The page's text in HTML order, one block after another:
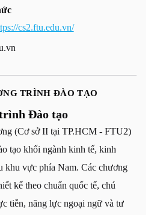
cs2.ftu.edu.vn/
TRÌNH ĐÀO TẠO
Đào tạo
(Cơ sở II tại TP.HCM - FTU2)
tạo khối ngành kinh tế, kinh
khu vực phía Nam. Các chương
kế theo chuẩn quốc tế, chú
tiễn, năng lực ngoại ngữ và tư